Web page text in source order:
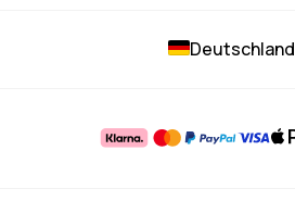
Deutschland